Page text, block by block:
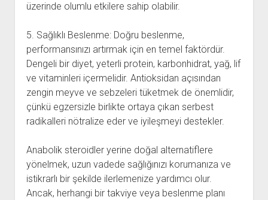
üzerinde olumlu etkilere sahip olabilir.
5. Sağlıklı Beslenme: Doğru beslenme,
performansınızı artırmak için en temel faktördür.
Dengeli bir diyet, yeterli protein, karbonhidrat, yağ, lif
ve vitaminleri içermelidir. Antioksidan açısından
zengin meyve ve sebzeleri tüketmek de önemlidir,
çünkü egzersizle birlikte ortaya çıkan serbest
radikalleri nötralize eder ve iyileşmeyi destekler.
Anabolik steroidler yerine doğal alternatiflere
yönelmek, uzun vadede sağlığınızı korumanıza ve
istikrarlı bir şekilde ilerlemenize yardımcı olur.
Ancak, herhangi bir takviye veya beslenme planı